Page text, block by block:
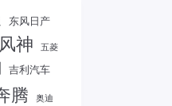
东风日产
神 五菱
吉利汽车
腾 奥迪